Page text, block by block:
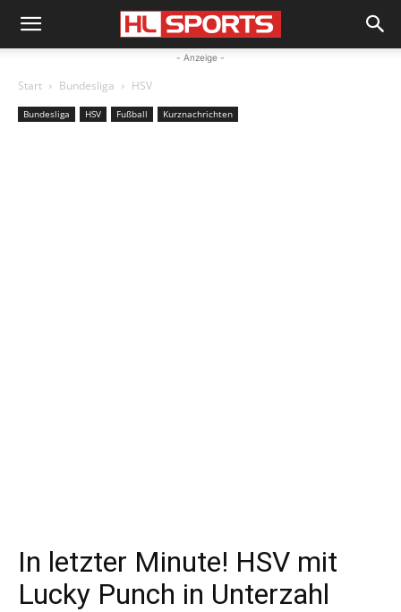
- Anzeige -
Start Bundesliga HSV
Bundesliga HSV Fußball Kurznachrichten
In letzter Minute! HSV mit
Lucky Punch in Unterzahl